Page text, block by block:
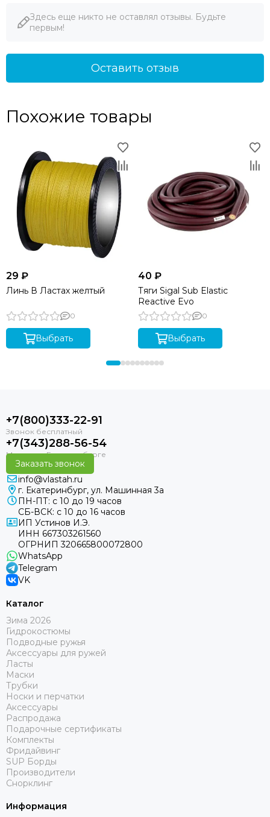
Здесь еще никто не оставлял отзывы. Будьте
первым!
Оставить отзыв
Похожие товары
29 ₽
Линь В Ластах желтый
0
Выбрать
40 ₽
Тяги Sigal Sub Elastic
Reactive Evo
0
Выбрать
+7(800)333-22-91
+7(343)288-56-54
Заказать звонок
info@vlastah.ru
г. Екатеринбург, ул. Машинная 3а
ПН-ПТ: с 10 до 19 часов
СБ-ВСК: с 10 до 16 часов
ИП Устинов И.Э.
ИНН 667303261560
ОГРНИП 320665800072800
WhatsApp
Telegram
VK
Каталог
Зима 2026
Гидрокостюмы
Подводные ружья
Аксессуары для ружей
Ласты
Маски
Трубки
Носки и перчатки
Аксессуары
Распродажа
Подарочные сертификаты
Комплекты
Фридайвинг
SUP Борды
Производители
Снорклинг
Информация